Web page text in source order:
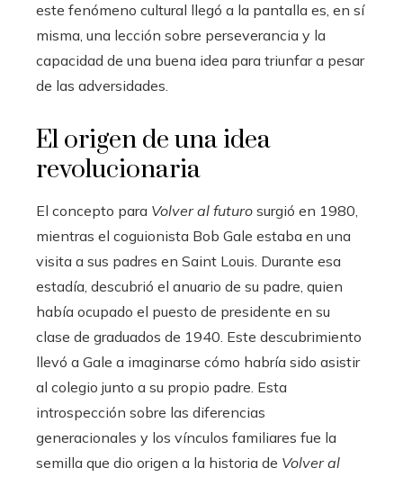
este fenómeno cultural llegó a la pantalla es, en sí
misma, una lección sobre perseverancia y la
capacidad de una buena idea para triunfar a pesar
de las adversidades.
El origen de una idea
revolucionaria
El concepto para Volver al futuro surgió en 1980,
mientras el coguionista Bob Gale estaba en una
visita a sus padres en Saint Louis. Durante esa
estadía, descubrió el anuario de su padre, quien
había ocupado el puesto de presidente en su
clase de graduados de 1940. Este descubrimiento
llevó a Gale a imaginarse cómo habría sido asistir
al colegio junto a su propio padre. Esta
introspección sobre las diferencias
generacionales y los vínculos familiares fue la
semilla que dio origen a la historia de Volver al